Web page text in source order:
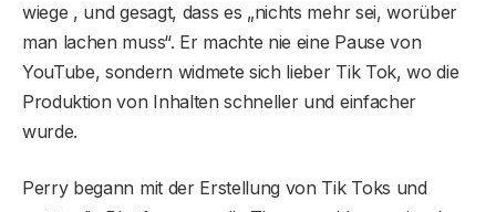
wiege , und gesagt, dass es „nichts mehr sei, worüber
man lachen muss“. Er machte nie eine Pause von
YouTube, sondern widmete sich lieber Tik Tok, wo die
Produktion von Inhalten schneller und einfacher
wurde.
Perry begann mit der Erstellung von Tik Toks und